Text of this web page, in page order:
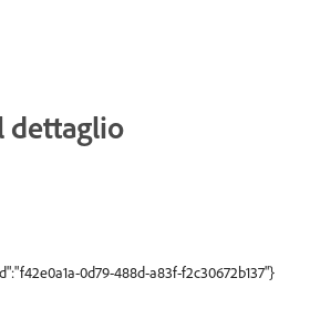
dettaglio
0d79-488d-a83f-f2c30672b137"}